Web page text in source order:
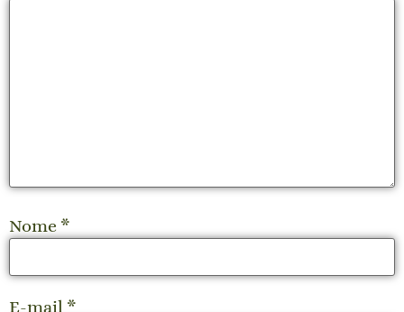
Nome *
E-mail *